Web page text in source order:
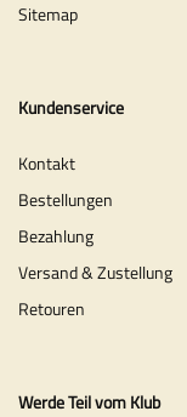
Sitemap
Kundenservice
Kontakt
Bestellungen
Bezahlung
Versand & Zustellung
Retouren
Werde Teil vom Klub